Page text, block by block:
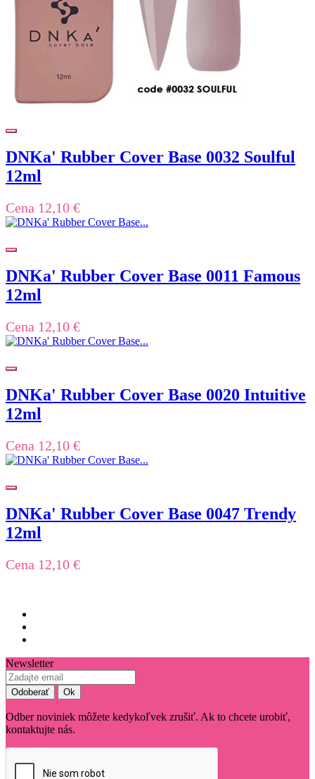
DNKa' Rubber Cover Base 0032 Soulful
12ml
Cena 12,10 €
DNKa' Rubber Cover Base 0011 Famous
12ml
Cena 12,10 €
DNKa' Rubber Cover Base 0020 Intuitive
12ml
Cena 12,10 €
DNKa' Rubber Cover Base 0047 Trendy
12ml
Cena 12,10 €
Newsletter
Odber noviniek môžete kedykoľvek zrušiť. Ak to chcete urobiť,
kontaktujte nás.